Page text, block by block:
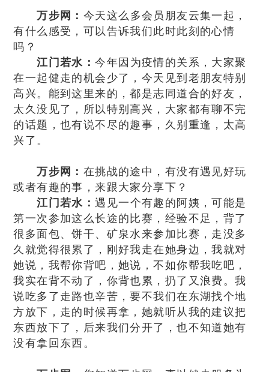
万步网： 今天这么多会员朋友云集一起，
有什么感受，可以告诉我们此时此刻的心情
吗？
江门若水：今年因为疫情的关系，大家聚
在一起健走的机会少了，今天见到老朋友特别
高兴。能到这里来的，都是志同道合的好友，
太久没见了，所以特别高兴，大家都有聊不完
的话题，也有说不尽的趣事，久别重逢，太高
兴了。
万步网： 在挑战的途中，有没有遇见好玩
或者有趣的事，来跟大家分享下？
江门若水：遇见一个有趣的阿姨，可能是
第一次参加这么长途的比赛，经验不足，背了
很多面包、饼干、矿泉水来参加比赛，走没多
久就觉得很累了，刚好我走在她身边，我就对
她说，我帮你背吧，她说，不如你帮我吃吧，
我实在背不动了，你背也累，扔了又浪费。我
说吃多了走路也辛苦，要不我们在东湖找个地
方放下，走的时候再拿，她就听从我的建议把
东西放下了，后来我们分开了，也不知道她有
没有拿回东西。